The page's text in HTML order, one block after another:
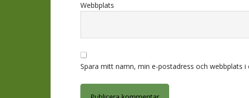
Webbplats
Spara mitt namn, min e-postadress och webbplats